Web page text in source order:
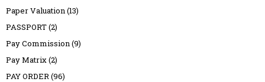
Paper Valuation(13)
PASSPORT(2)
Pay Commission(9)
Pay Matrix(2)
PAY ORDER(96)